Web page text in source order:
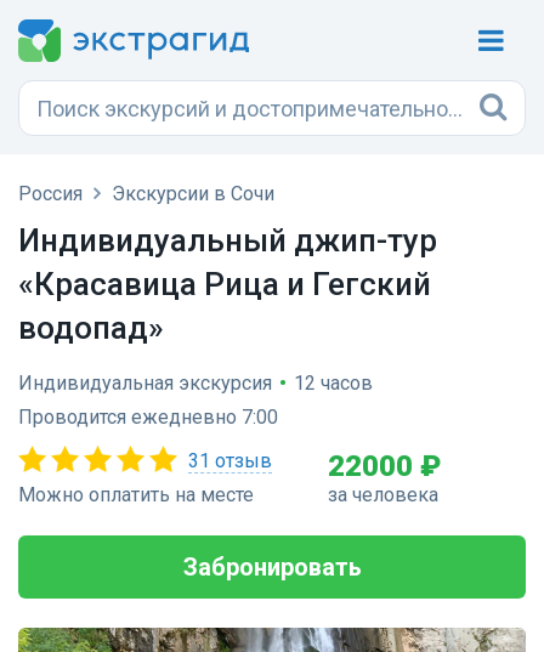
Россия Экскурсии в Сочи
Индивидуальный джип-тур
«Красавица Рица и Гегский
водопад»
Индивидуальная экскурсия • 12 часов
Проводится ежедневно 7:00
31 отзыв
Можно оплатить на месте
22000 ₽
за человека
Забронировать